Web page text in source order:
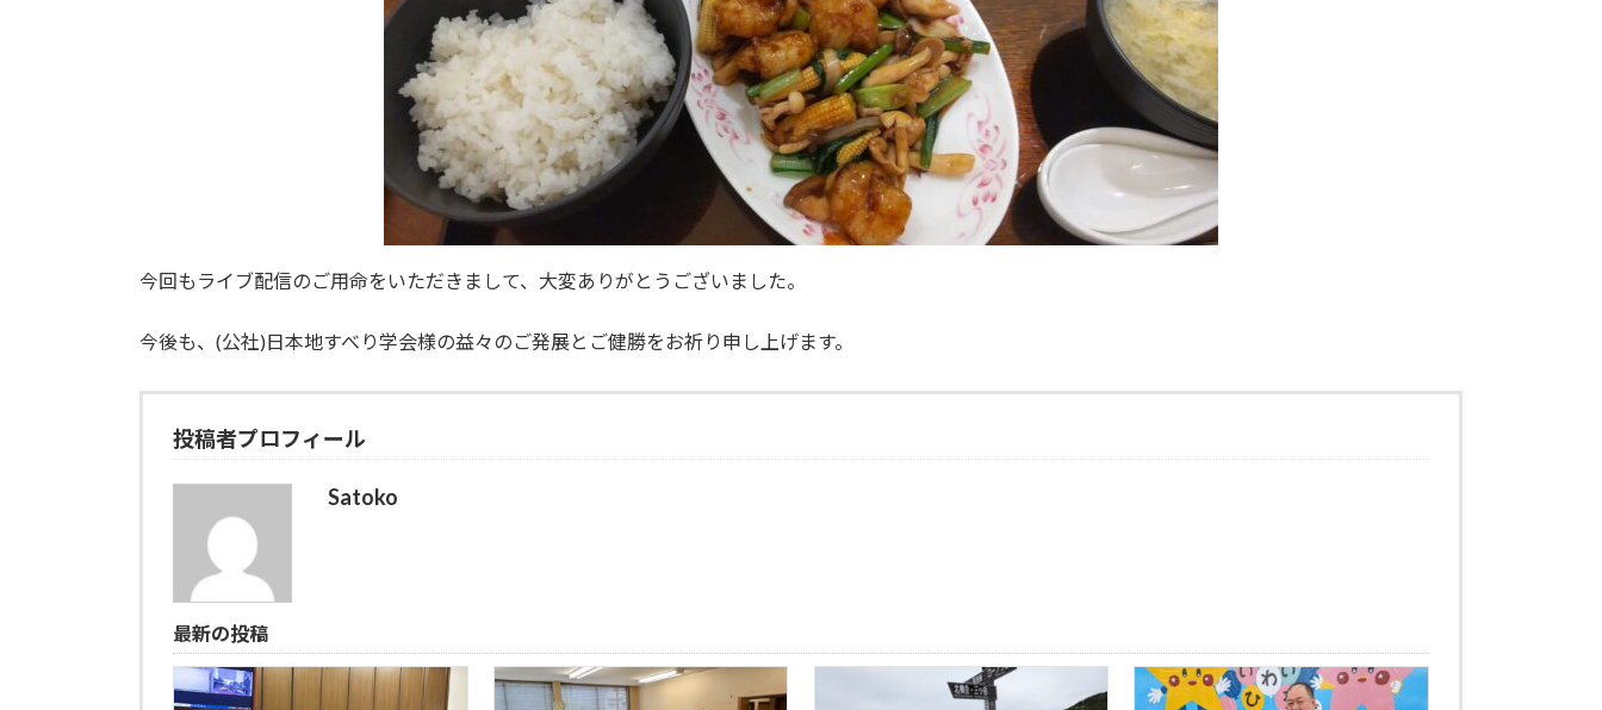
今回もライブ配信のご用命をいただきまして、大変ありがとうございました。
今後も、(公社)日本地すべり学会様の益々のご発展とご健勝をお祈り申し上げます。
投稿者プロフィール
Satoko
最新の投稿